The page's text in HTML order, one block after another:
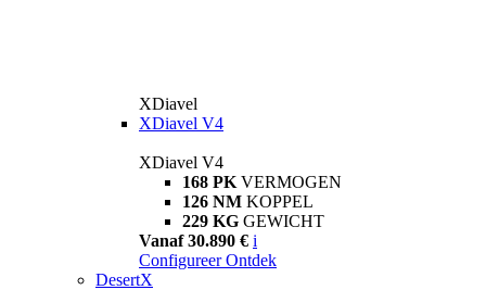
XDiavel
XDiavel V4
XDiavel V4
168 PK VERMOGEN
126 NM KOPPEL
229 KG GEWICHT
Vanaf 30.890 € i
Configureer Ontdek
DesertX